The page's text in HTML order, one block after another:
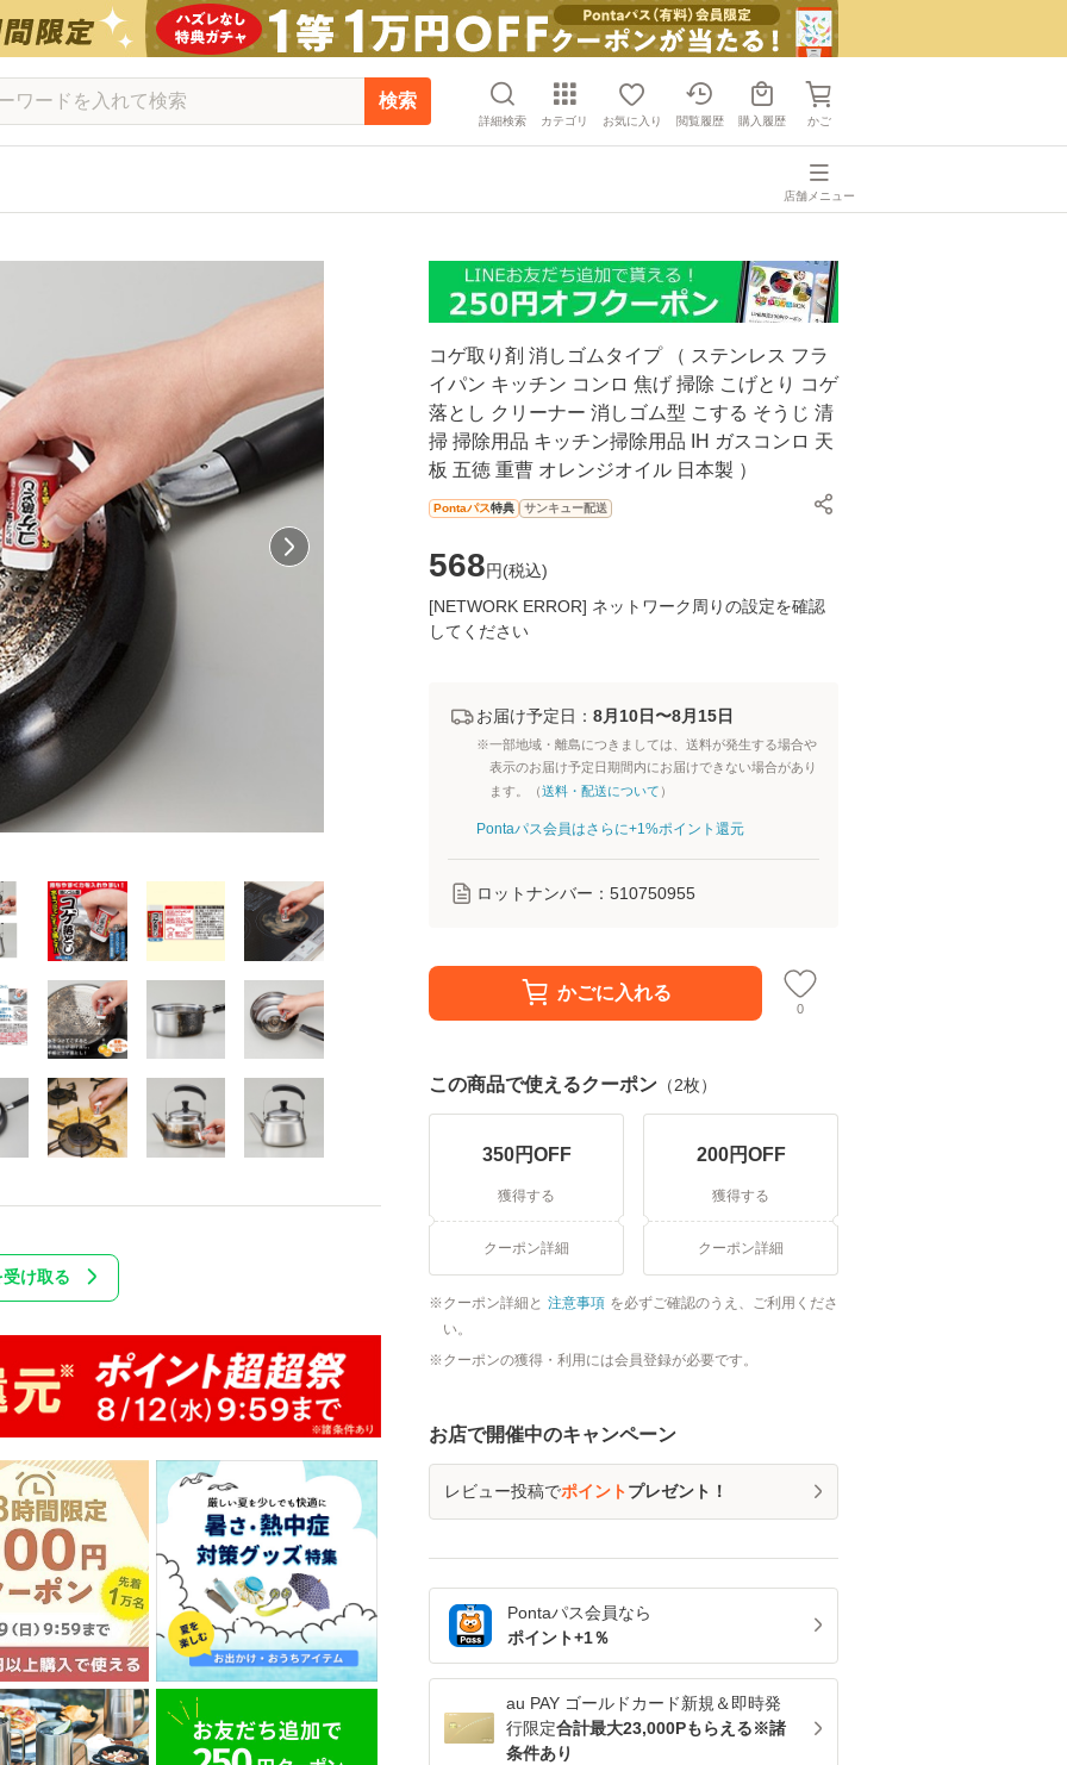
検索
詳細検索 カテゴリ お気に入り 閲覧履歴 購入履歴 かご
店舗メニュー
コゲ取り剤 消しゴムタイプ （ ステンレス フラ
イパン キッチン コンロ 焦げ 掃除 こげとり コゲ
落とし クリーナー 消しゴム型 こする そうじ 清
掃 掃除用品 キッチン掃除用品 IH ガスコンロ 天
板 五徳 重曹 オレンジオイル 日本製 ）
Pontaパス特典 サンキュー配送
568円(税込)
[NETWORK ERROR] ネットワーク周りの設定を確認
してください
お届け予定日： 8月10日〜8月15日
※一部地域・離島につきましては、送料が発生する場合や
表示のお届け予定日期間内にお届けできない場合があり
ます。（送料・配送について ）
Pontaパス会員はさらに+1%ポイント還元
ロットナンバー： 510750955
かごに入れる
0
この商品で使えるクーポン （2枚）
350円OFF
獲得する
クーポン詳細
200円OFF
獲得する
クーポン詳細
クーポン詳細と 注意事項 を必ずご確認のうえ、ご利用くださ
い。
クーポンの獲得・利用には会員登録が必要です。
お店で開催中のキャンペーン
レビュー投稿でポイントプレゼント！
Pontaパス会員なら
ポイント+1％
au PAY ゴールドカード新規＆即時発
行限定合計最大23,000Pもらえる※諸
条件あり
け取る